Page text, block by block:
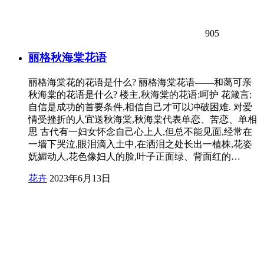
905
丽格秋海棠花语
丽格海棠花的花语是什么? 丽格海棠花语——和蔼可亲
秋海棠的花语是什么? 楼主,秋海棠的花语:呵护 花箴言:
自信是成功的首要条件,相信自己才可以冲破困难. 对爱
情受挫折的人宜送秋海棠,秋海棠代表单恋、苦恋、单相
思 古代有一妇女怀念自己心上人,但总不能见面,经常在
一墙下哭泣,眼泪滴入土中,在洒泪之处长出一植株,花姿
妩媚动人,花色像妇人的脸,叶子正面绿、背面红的…
花卉 2023年6月13日